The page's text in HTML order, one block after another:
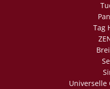
Tag
Universelle